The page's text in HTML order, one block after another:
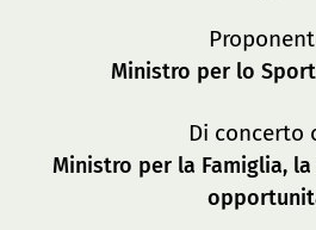
Ministro per lo
Di concerto
Ministro per la Famiglia,